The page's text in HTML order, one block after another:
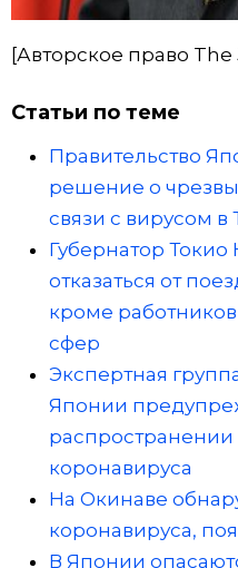
[Авторское право The
Статьи по теме
Правительство
решение о
связи с вирусом в
Губернатор
отказаться от
кроме
сфер
Экспертная
Японии
распространении
коронавируса
На Окинаве
коронавируса,
В Японии